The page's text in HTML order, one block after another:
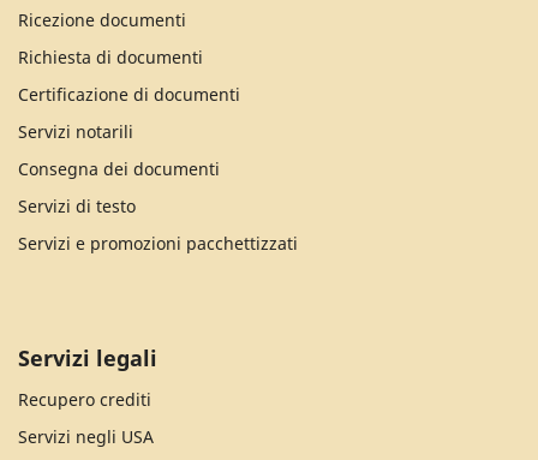
Ricezione documenti
Richiesta di documenti
Certificazione di documenti
Servizi notarili
Consegna dei documenti
Servizi di testo
Servizi e promozioni pacchettizzati
Servizi legali
Recupero crediti
Servizi negli USA